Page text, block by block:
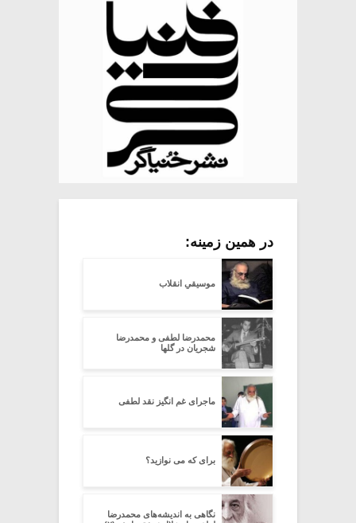
در همین زمینه:
موسیقیِ انقلاب
محمدرضا لطفی و محمدرضا
شجریان در گلها
ماجرای غم انگیز نقد لطفی
برای که می نوازید؟
نگاهی به اندیشه‌های محمدرضا